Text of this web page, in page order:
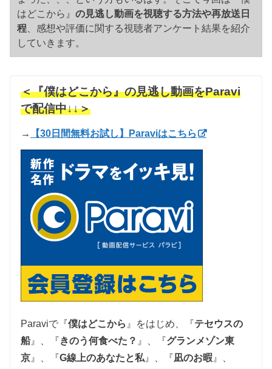
はどこから』の見逃し動画を視聴する方法や再放送日
程 、感想や評価に関する視聴者アンケート結果を紹介
していきます。
＜『僕はどこから』の見逃し動画をParavi
で配信中↓↓＞
→ 【30日間無料お試し】Paraviはこちら
Paraviで『僕はどこから 』をはじめ、『テセウスの
船』、『きのう何食べた？ 』、『グランメゾン東
京 』、『G線上のあなたと私 』、『凪のお暇 』、